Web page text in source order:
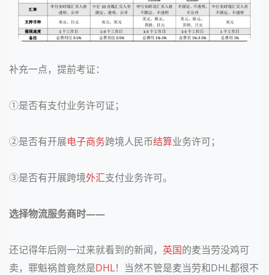
补充一点，提前考证：
①是否有支付业务许可证；
②是否有开展电子商务跨境人民币结算业务许可；
③是否有开展跨境外汇支付业务许可。
选择物流服务商时——
还记得年后刚一过来就看到的新闻， 英国的麦当劳没鸡可
卖，罪魁祸首竟然是DHL！当然不管是麦当劳和DHL都很不